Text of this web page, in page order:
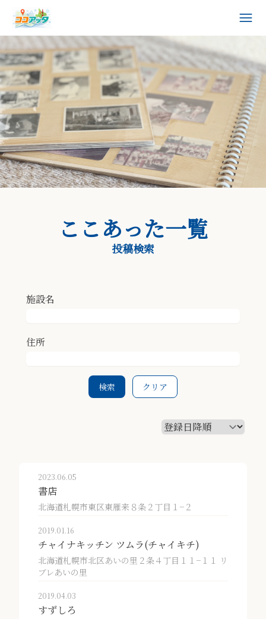
ここあった一覧
投稿検索
施設名
住所
検索 クリア
2023.06.05
書店
北海道札幌市東区東雁来８条２丁目１−２
2019.01.16
チャイナキッチン ツムラ(チャイキチ)
北海道札幌市北区あいの里２条４丁目１１−１１ リ
ブレあいの里
2019.04.03
すずしろ